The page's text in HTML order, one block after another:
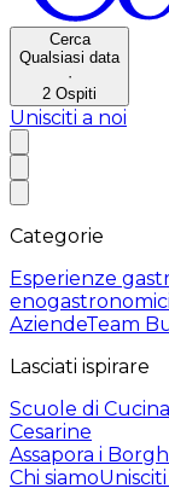
Cerca
Qualsiasi data
·
2 Ospiti
Unisciti a noi
Categorie
Esperienze
enogastronomici
AziendeTeam
Lasciati ispirare
Scuole di Cucina
Cesarine
Assapora i
Chi siamo